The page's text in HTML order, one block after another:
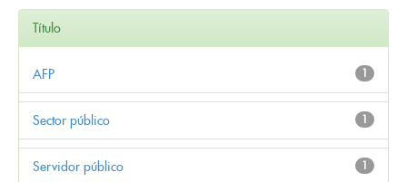
Título
1
AFP
1
Sector público
1
Servidor público